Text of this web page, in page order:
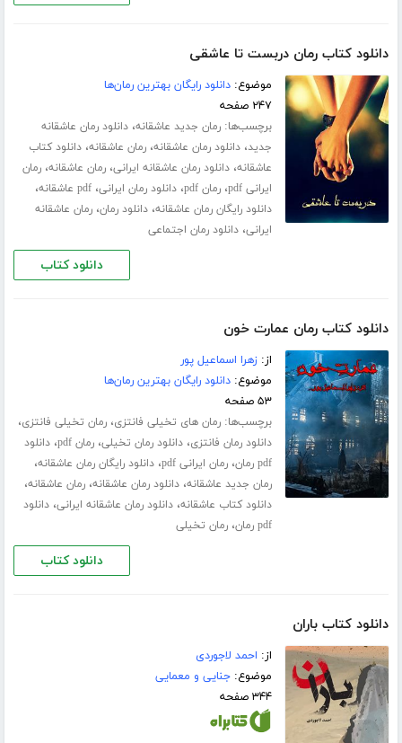
دانلود کتاب رمان دربست تا عاشقی
موضوع:دانلود رایگان بهترین رمان‌ها
۲۴۷ صفحه
برچسب‌ها:رمان جدید عاشقانه،دانلود رمان عاشقانه
جدید،دانلود رمان عاشقانه،رمان عاشقانه،دانلود کتاب
عاشقانه،دانلود رمان عاشقانه ایرانی،رمان عاشقانه،رمان
ایرانی pdf
،رمان pdf ،دانلود رمان ایرانی،pdf عاشقانه ،
دانلود رایگان رمان عاشقانه،دانلود رمان،رمان عاشقانه
ایرانی،دانلود رمان اجتماعی
دانلود کتاب
دانلود کتاب رمان عمارت خون
از:زهرا اسماعیل پور
موضوع:دانلود رایگان بهترین رمان‌ها
۵۳ صفحه
برچسب‌ها:رمان های تخیلی فانتزی،رمان تخیلی فانتزی،
دانلود رمان فانتزی،دانلود رمان تخیلی،رمان pdf ،دانلود
pdf رمان
،رمان ایرانی pdf ،دانلود رایگان رمان عاشقانه،
رمان جدید عاشقانه،دانلود رمان عاشقانه،رمان عاشقانه،
دانلود کتاب عاشقانه،دانلود رمان عاشقانه ایرانی،دانلود
pdf رمان
،رمان تخیلی
دانلود کتاب
دانلود کتاب باران
از: احمد لاجوردی
موضوع:جنایی و معمایی
۳۴۴ صفحه